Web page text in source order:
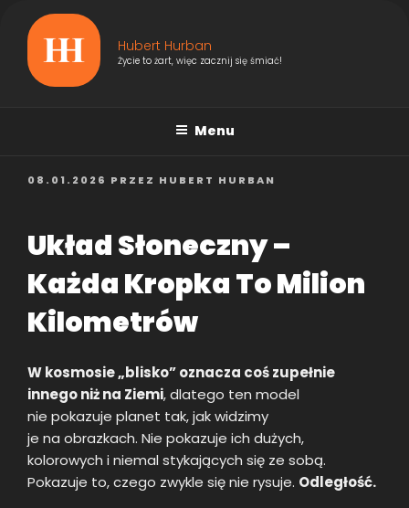
Hubert Hurban
Życie to żart, więc zacznij się śmiać!
Menu
OPUBLIKOWANE
08.01.2026 PRZEZ HUBERT HURBAN
Układ Słoneczny –
Każda Kropka To Milion
Kilometrów
W kosmosie „blisko” oznacza coś zupełnie
innego niż na Ziemi, dlatego ten model
nie pokazuje planet tak, jak widzimy
je na obrazkach. Nie pokazuje ich dużych,
kolorowych i niemal stykających się ze sobą.
Pokazuje to, czego zwykle się nie rysuje. Odległość.